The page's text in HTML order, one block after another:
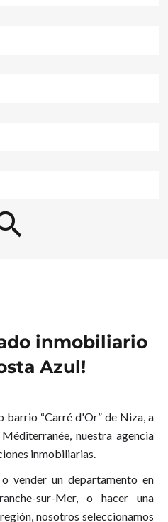
inmobiliario
Azul!
barrio “Carré d'Or” de Niza, a
nuestra agencia
inmobiliarias.
vender un departamento en
sur-Mer, o hacer una
nosotros seleccionamos